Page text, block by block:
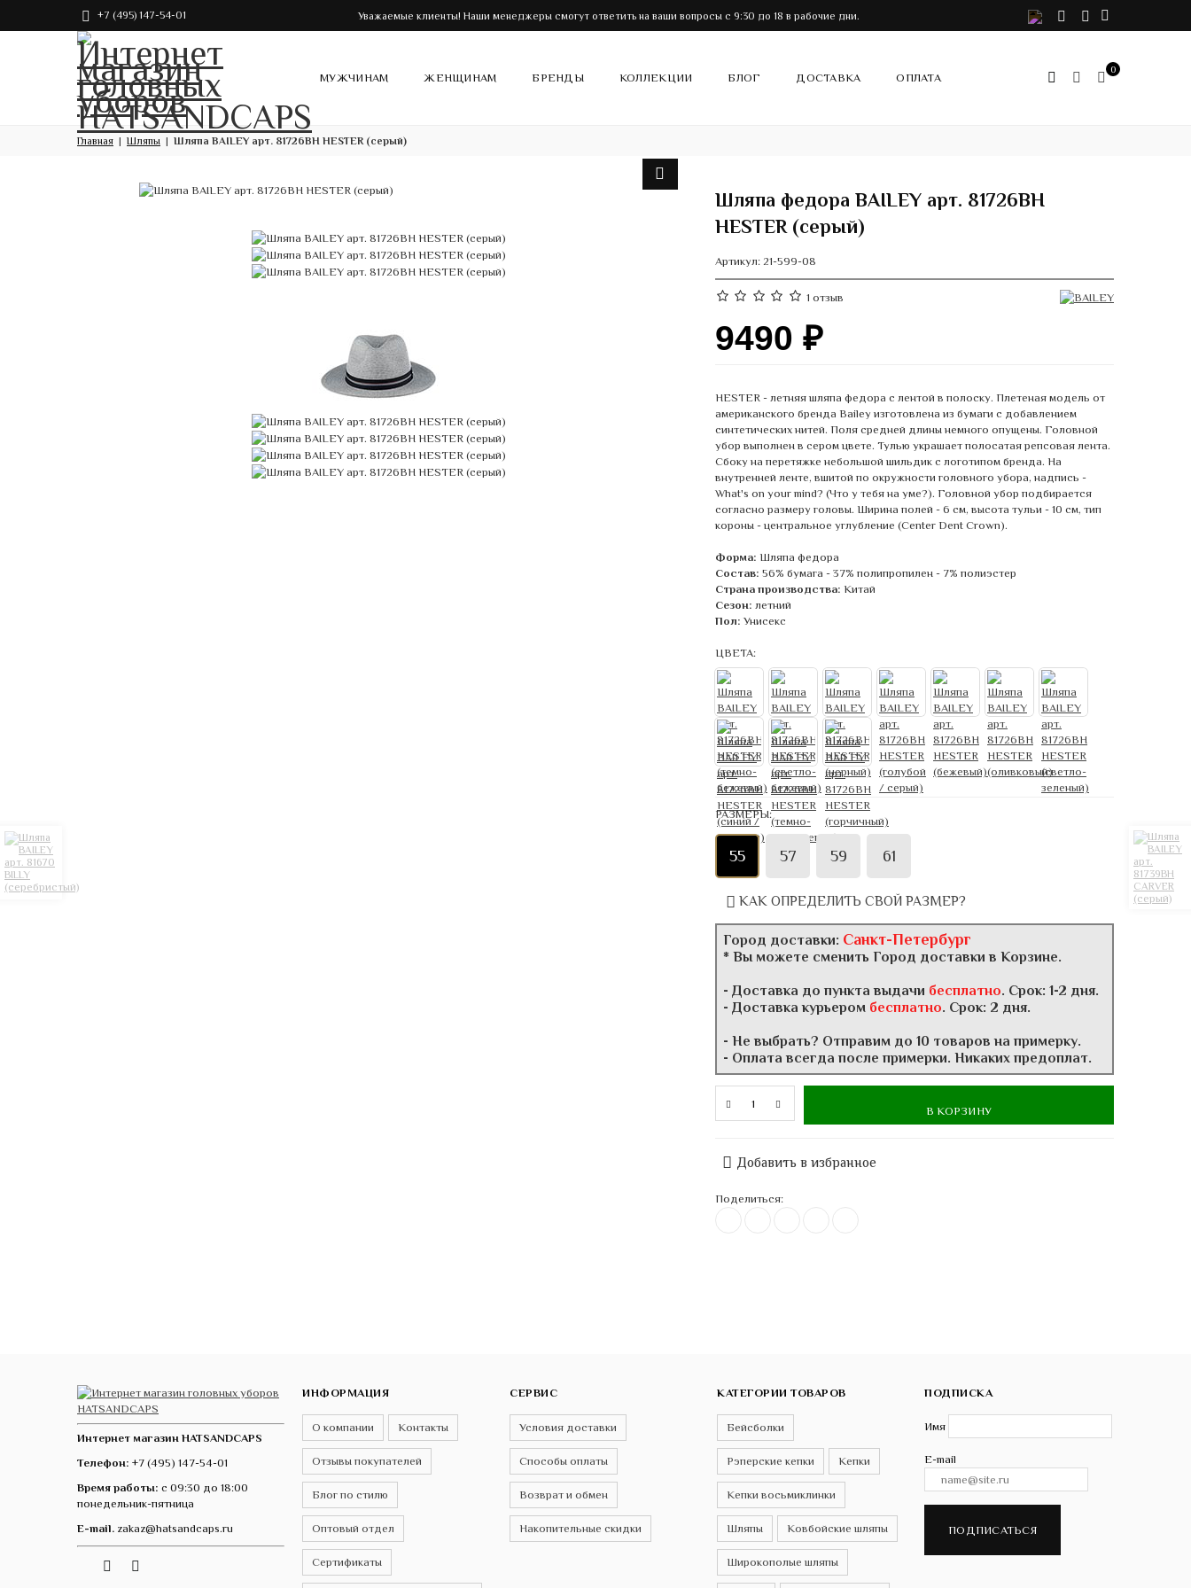
+7 (495) 147-54-01 Уважаемые клиенты! Наши менеджеры смогут ответить на ваши вопросы с 9:30 до 18 в рабочие дни. VK Telegram
МУЖЧИНАМ ЖЕНЩИНАМ БРЕНДЫ КОЛЛЕКЦИИ БЛОГ ДОСТАВКА ОПЛАТА
0
Главная Шляпы Шляпа BAILEY арт. 81726BH HESTER (серый)
Шляпа федора BAILEY арт. 81726BH
HESTER (серый)
Артикул: 21-599-08
1 отзыв
9490 ₽
HESTER - летняя шляпа федора с лентой в полоску. Плетеная модель от
американского бренда Bailey изготовлена из бумаги с добавлением
синтетических нитей. Поля средней длины немного опущены. Головной
убор выполнен в сером цвете. Тулью украшает полосатая репсовая лента.
Сбоку на перетяжке небольшой шильдик с логотипом бренда. На
внутренней ленте, вшитой по окружности головного убора, надпись -
What's on your mind? (Что у тебя на уме?). Головной убор подбирается
согласно размеру головы. Ширина полей - 6 см, высота тульи - 10 см, тип
короны - центральное углубление (Center Dent Crown).
Форма: Шляпа федора
Состав: 56% бумага - 37% полипропилен - 7% полиэстер
Страна производства: Китай
Сезон: летний
Пол: Унисекс
ЦВЕТА:
РАЗМЕРЫ:
55 57 59 61
КАК ОПРЕДЕЛИТЬ СВОЙ РАЗМЕР?
Город доставки: Санкт-Петербург
* Вы можете сменить Город доставки в Корзине.
- Доставка до пункта выдачи бесплатно. Срок: 1-2 дня.
- Доставка курьером бесплатно. Срок: 2 дня.
- Не выбрать? Отправим до 10 товаров на примерку.
- Оплата всегда после примерки. Никаких предоплат.
В КОРЗИНУ
Добавить в избранное
Поделиться:
Интернет магазин HATSANDCAPS
Телефон: +7 (495) 147-54-01
Время работы: с 09:30 до 18:00
понедельник-пятница
E-mail. zakaz@hatsandcaps.ru
Telegram
ИНФОРМАЦИЯ
О компании Контакты
Отзывы покупателей
Блог по стилю
Оптовый отдел
Сертификаты
СЕРВИС
Условия доставки
Способы оплаты
Возврат и обмен
Накопительные скидки
КАТЕГОРИИ ТОВАРОВ
Бейсболки
Рэперские кепки Кепки
Кепки восьмиклинки
Шляпы Ковбойские шляпы
Широкополые шляпы
ПОДПИСКА
Имя
E-mail
ПОДПИСАТЬСЯ